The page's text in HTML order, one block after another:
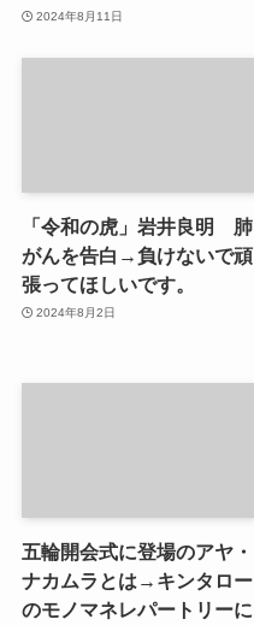
2024年8月11日
「令和の虎」岩井良明 肺
がんを告白→負けないで頑
張ってほしいです。
2024年8月2日
五輪開会式に登場のアヤ・
ナカムラとは→キンタロー
のモノマネレパートリーに